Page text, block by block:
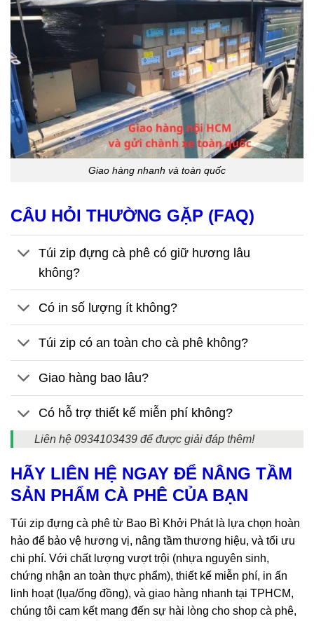
Giao hàng nhanh và toàn quốc
CÂU HỎI THƯỜNG GẶP (FAQ)
Túi zip đựng cà phê có giữ hương lâu
không?
Có in số lượng ít không?
Túi zip có an toàn cho cà phê không?
Giao hàng bao lâu?
Có hỗ trợ thiết kế miễn phí không?
Liên hệ 0934103439 để được giải đáp thêm!
HÃY LIÊN HỆ NGAY ĐỂ NÂNG TẦM
SẢN PHẨM CÀ PHÊ CỦA BẠN
Túi zip đựng cà phê từ Bao Bì Khởi Phát là lựa chọn hoàn
hảo để bảo vệ hương vị, nâng tầm thương hiệu, và tối ưu
chi phí. Với chất lượng vượt trội (nhựa nguyên sinh,
chứng nhận an toàn thực phẩm), thiết kế miễn phí, in ấn
linh hoạt (lụa/ống đồng), và giao hàng nhanh tại TPHCM,
chúng tôi cam kết mang đến sự hài lòng cho shop cà phê,